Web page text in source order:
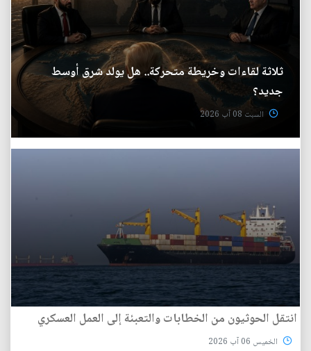
ثلاثة لقاءات وخريطة متحركة.. هل يولد شرق أوسط
جديد؟
السبت 08 آب 2026
انتقل الحوثيون من الخطابات والتعبئة إلى العمل العسكري
الخميس 06 آب 2026